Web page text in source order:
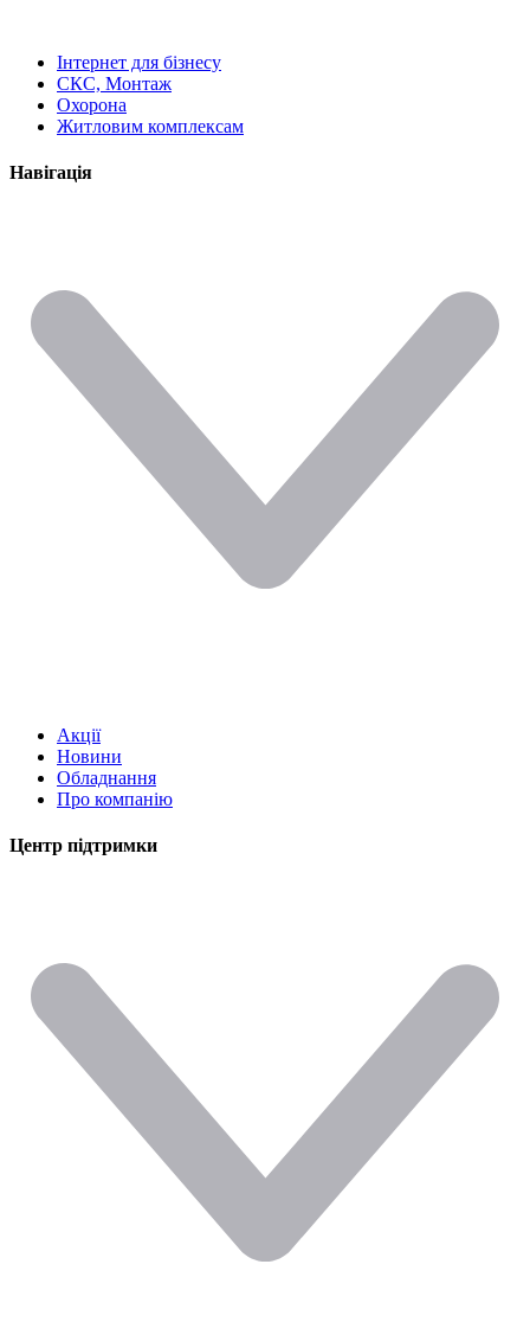
Інтернет для бізнесу
СКС, Монтаж
Охорона
Житловим комплексам
Навігація
Акції
Новини
Обладнання
Про компанію
Центр підтримки